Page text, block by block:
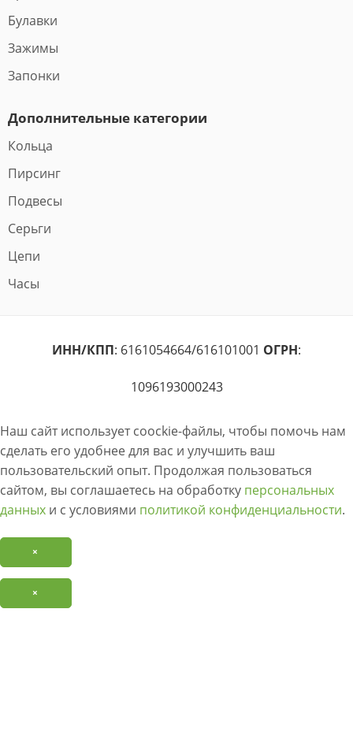
Булавки
Зажимы
Запонки
Дополнительные категории
Кольца
Пирсинг
Подвесы
Серьги
Цепи
Часы
ИНН/КПП: 6161054664/616101001 ОГРН:
1096193000243
Наш сайт использует coockie-файлы, чтобы помочь нам
сделать его удобнее для вас и улучшить ваш
пользовательский опыт. Продолжая пользоваться
сайтом, вы соглашаетесь на обработку персональных
данных и с условиями политикой конфиденциальности.
×
×